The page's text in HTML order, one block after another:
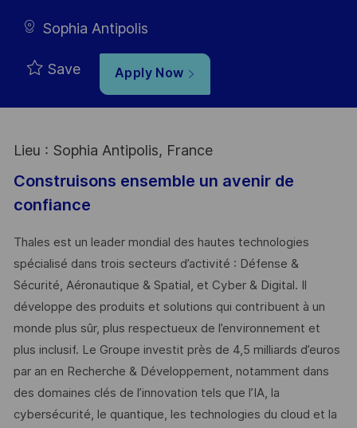
Sophia Antipolis
Save Apply Now
Lieu : Sophia Antipolis, France
Construisons ensemble un avenir de
confiance
Thales est un leader mondial des hautes technologies
spécialisé dans trois secteurs d’activité : Défense &
Sécurité, Aéronautique & Spatial, et Cyber & Digital. Il
développe des produits et solutions qui contribuent à un
monde plus sûr, plus respectueux de l’environnement et
plus inclusif. Le Groupe investit près de 4,5 milliards d’euros
par an en Recherche & Développement, notamment dans
des domaines clés de l’innovation tels que l’IA, la
cybersécurité, le quantique, les technologies du cloud et la